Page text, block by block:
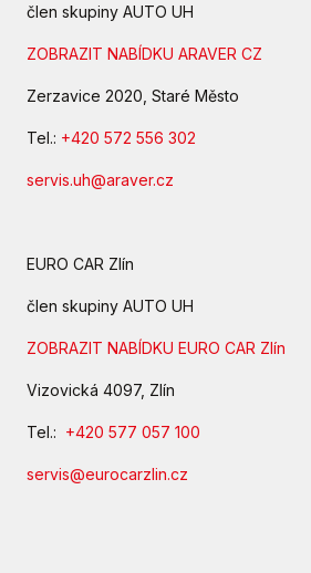
člen skupiny AUTO UH
ZOBRAZIT NABÍDKU ARAVER CZ
Zerzavice 2020, Staré Město
Tel.: +420 572 556 302
servis.uh@araver.cz
EURO CAR Zlín
člen skupiny AUTO UH
ZOBRAZIT NABÍDKU EURO CAR Zlín
Vizovická 4097, Zlín
Tel.: +420 577 057 100
servis@eurocarzlin.cz